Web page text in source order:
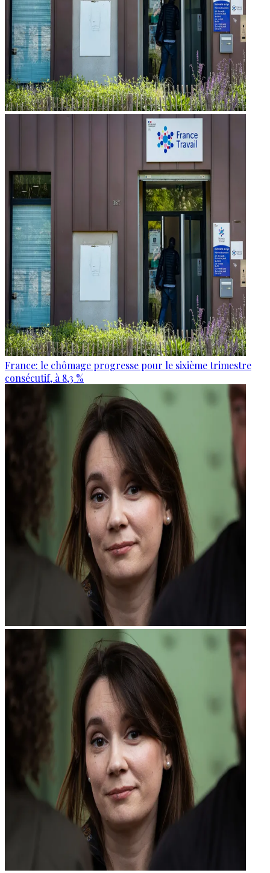
France: le chômage progresse pour le sixième trimestre
consécutif, à 8,3 %